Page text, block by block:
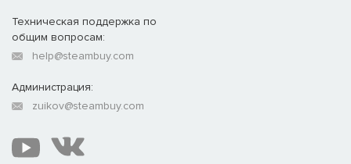
Техническая поддержка по
общим вопросам:
help@steambuy.com
Администрация:
zuikov@steambuy.com